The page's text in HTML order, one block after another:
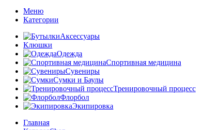
Меню
Категории
Аксессуары
Клюшки
Одежда
Спортивная медицина
Сувениры
Сумки и Баулы
Тренировочный процесс
Флорбол
Экипировка
Главная